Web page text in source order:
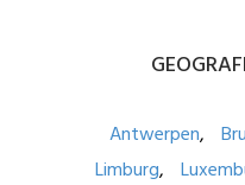
Antwerpen
Limburg